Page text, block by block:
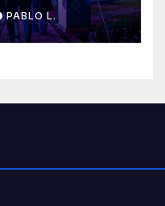
PABLO L.